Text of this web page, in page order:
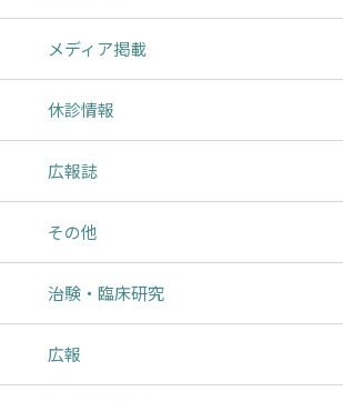
メディア掲載
休診情報
広報誌
その他
治験・臨床研究
広報